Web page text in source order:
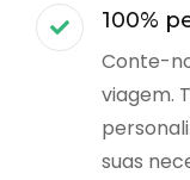
100%
Conte-
viagem.
suas